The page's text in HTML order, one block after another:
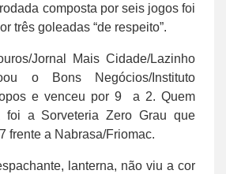
composta por seis jogos foi
três goleadas “de respeito”.
Jornal Mais Cidade/Lazinho
o Bons Negócios/Instituto
e venceu por 9 a 2. Quem
foi a Sorveteria Zero Grau que
frente a Nabrasa/Friomac.
lanterna, não viu a cor